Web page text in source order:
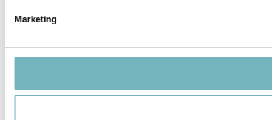
Marketing